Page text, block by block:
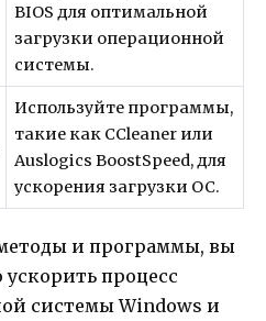
BIOS для оптимальной
загрузки операционной
системы.
Используйте программы,
такие как CCleaner или
Auslogics BoostSpeed, для
ускорения загрузки ОС.
и программы, вы
процесс
системы Windows и